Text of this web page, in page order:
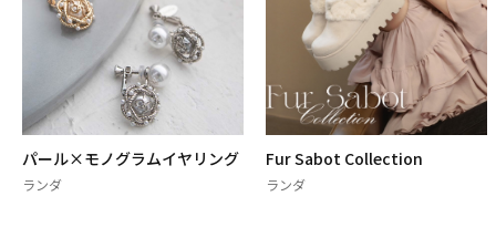
パール×モノグラムイヤリング
ランダ
Fur Sabot Collection
ランダ